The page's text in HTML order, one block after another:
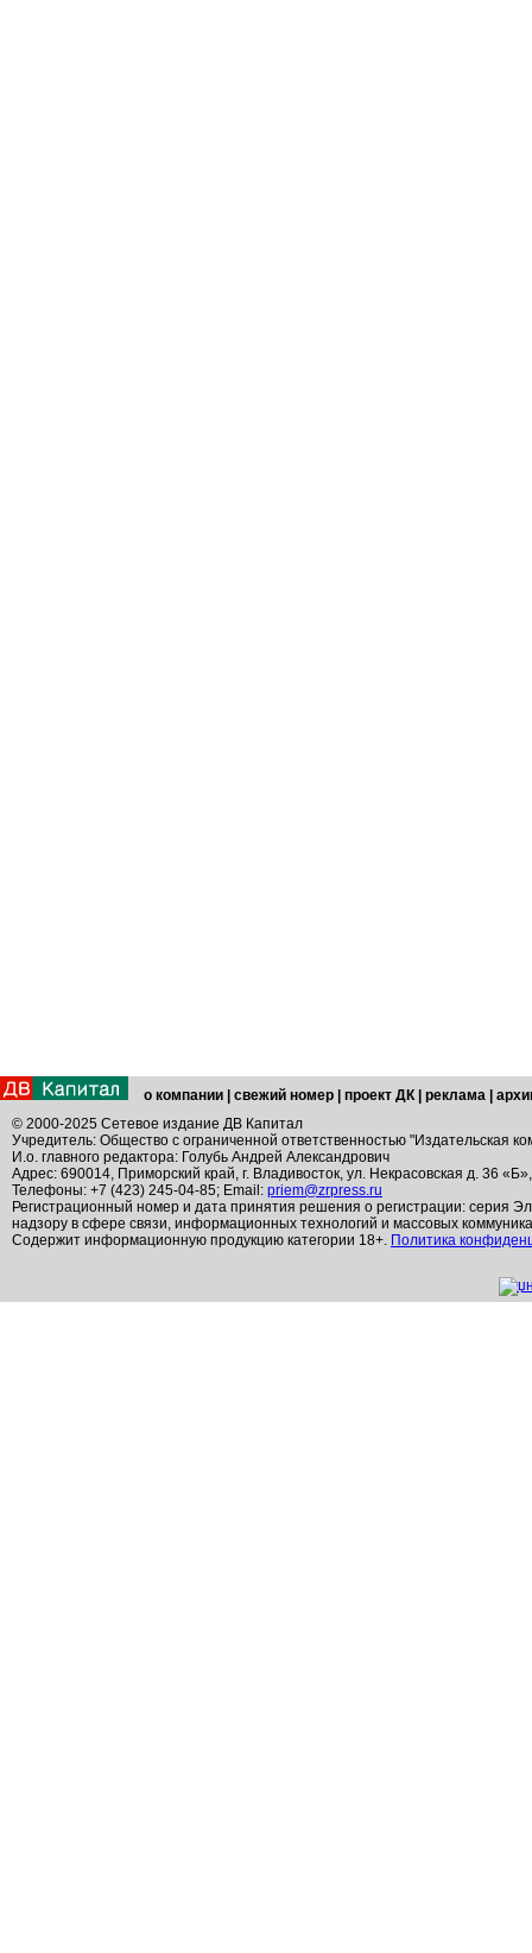
о компании свежий номер проект ДК реклама
© 2000-2025 Сетевое издание ДВ Капитал
Учредитель: Общество с ограниченной ответственностью "Издательская
И.о. главного редактора: Голубь Андрей Александрович
Адрес: 690014, Приморский край, г. Владивосток, ул. Некрасовская д. 36
Телефоны: +7 (423) 245-04-85; Email: priem@zrpress.ru
Регистрационный номер и дата принятия решения о регистрации: серия
надзору в сфере связи, информационных технологий и массовых
Содержит информационную продукцию категории 18+. Политика